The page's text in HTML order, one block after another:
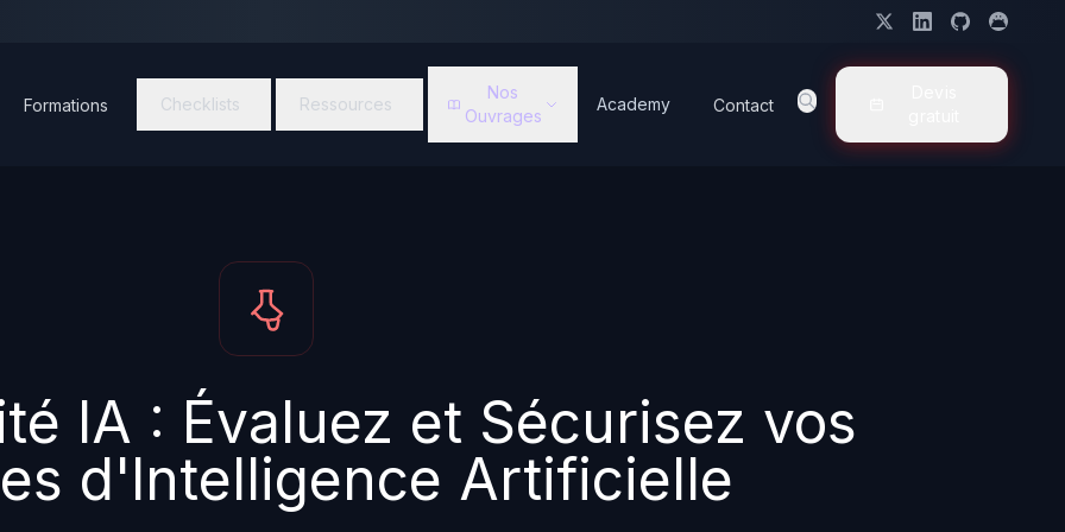
Formations Checklists Ressources
Nos
Ouvrages
Academy Contact
IA : Évaluez et Sécurisez vos
d'Intelligence Artificielle